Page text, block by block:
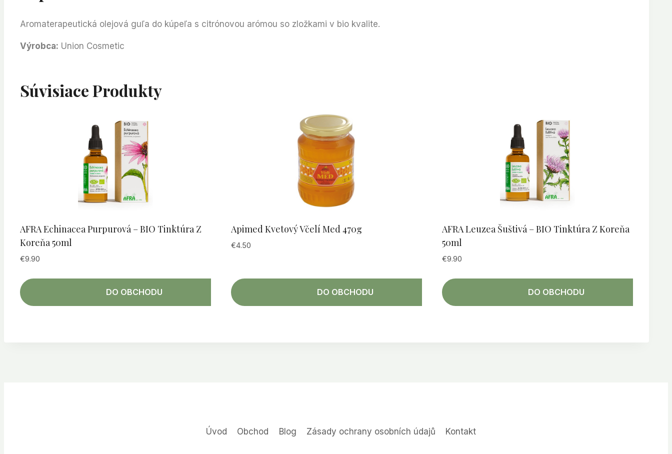
Aromaterapeutická olejová guľa do kúpeľa s citrónovou arómou so zložkami v bio kvalite.
Výrobca: Union Cosmetic
Súvisiace Produkty
AFRA Echinacea Purpurová – BIO Tinktúra Z
Koreňa 50ml
€9.90
DO OBCHODU
Apimed Kvetový Včelí Med 470g
€4.50
DO OBCHODU
AFRA Leuzea Šuštivá – BIO Tinktúra Z Koreňa
50ml
€9.90
DO OBCHODU
Úvod Obchod Blog Zásady ochrany osobních údajů Kontakt